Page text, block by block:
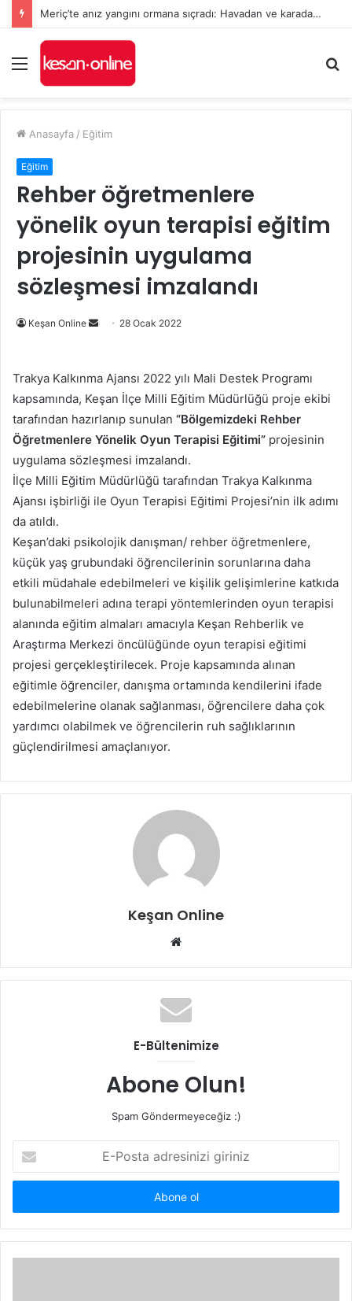
Meriç’te anız yangını ormana sıçradı: Havadan ve karadan müdahale sürüyor
Menü
...
Anasayfa / Eğitim
Eğitim
Rehber öğretmenlere
yönelik oyun terapisi eğitim
projesinin uygulama
sözleşmesi imzalandı
Keşan Online
Bir
göndermek
28 Ocak 2022
Trakya Kalkınma Ajansı 2022 yılı Mali Destek Programı
kapsamında, Keşan İlçe Milli Eğitim Müdürlüğü proje ekibi
tarafından hazırlanıp sunulan “Bölgemizdeki Rehber
Öğretmenlere Yönelik Oyun Terapisi Eğitimi” projesinin
uygulama sözleşmesi imzalandı.
İlçe Milli Eğitim Müdürlüğü tarafından Trakya Kalkınma
Ajansı işbirliği ile Oyun Terapisi Eğitimi Projesi’nin ilk adımı
da atıldı.
Keşan’daki psikolojik danışman/ rehber öğretmenlere,
küçük yaş grubundaki öğrencilerinin sorunlarına daha
etkili müdahale edebilmeleri ve kişilik gelişimlerine katkıda
bulunabilmeleri adına terapi yöntemlerinden oyun terapisi
alanında eğitim almaları amacıyla Keşan Rehberlik ve
Araştırma Merkezi öncülüğünde oyun terapisi eğitimi
projesi gerçekleştirilecek. Proje kapsamında alınan
eğitimle öğrenciler, danışma ortamında kendilerini ifade
edebilmelerine olanak sağlanması, öğrencilere daha çok
yardımcı olabilmek ve öğrencilerin ruh sağlıklarının
güçlendirilmesi amaçlanıyor.
Keşan Online
Web
E-Bültenimize
Abone Olun!
Spam Göndermeyeceğiz :)
Posta
adresinizi